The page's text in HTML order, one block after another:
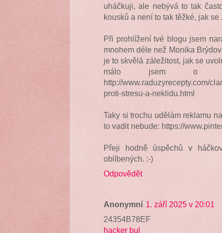
uháčkuji, ale nebývá to tak
kousků a není to tak těžké, jak se
Při prohlížení tvé blogu jsem
mnohem déle než Monika
je to skvělá záležitost, jak se
málo jsem o
http://www.raduzyrecepty.com/
proti-stresu-a-neklidu.html
Taky si trochu udělám reklamu
to vadit nebude: https://
Přeji hodně úspěchů v
oblíbených. :-)
Odpovědět
Anonymní 1. září 2025 v 20:01
24354B78EF
hacker bul